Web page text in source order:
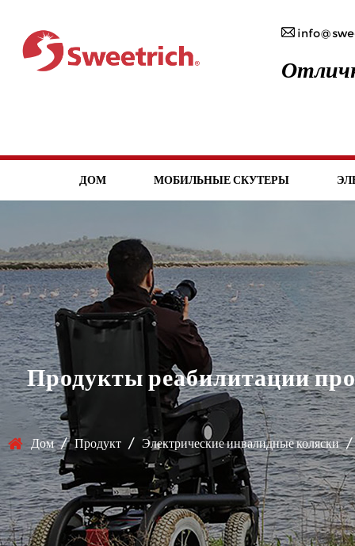
ДОМ МОБИЛЬНЫЕ СКУТЕРЫ
Продукты реабилитации
Дом / Продукт / Электрические инвалидные коляски /